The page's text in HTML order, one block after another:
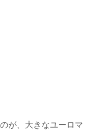
が、大きなユーロマ